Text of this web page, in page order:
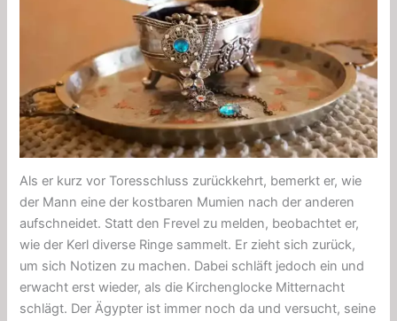
Als er kurz vor Toresschluss zurückkehrt, bemerkt er, wie
der Mann eine der kostbaren Mumien nach der anderen
aufschneidet. Statt den Frevel zu melden, beobachtet er,
wie der Kerl diverse Ringe sammelt. Er zieht sich zurück,
um sich Notizen zu machen. Dabei schläft jedoch ein und
erwacht erst wieder, als die Kirchenglocke Mitternacht
schlägt. Der Ägypter ist immer noch da und versucht, seine